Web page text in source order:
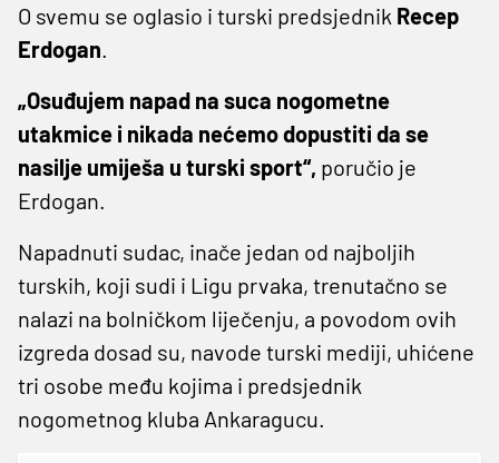
O svemu se oglasio i turski predsjednik Recep
Erdogan
„Osuđujem napad na suca nogometne
utakmice i nikada nećemo dopustiti da se
nasilje umiješa u turski sport“, poručio je
Erdogan.
Napadnuti sudac, inače jedan od najboljih
turskih, koji sudi i Ligu prvaka, trenutačno se
nalazi na bolničkom liječenju, a povodom ovih
izgreda dosad su, navode turski mediji, uhićene
tri osobe među kojima i predsjednik
nogometnog kluba Ankaragucu.